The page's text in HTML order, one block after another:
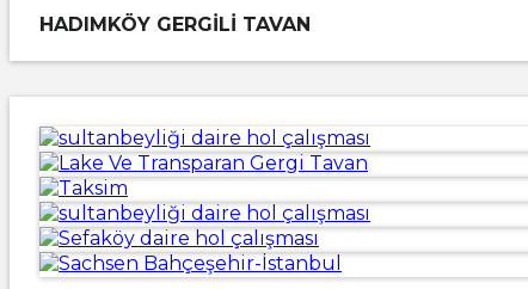
HADIMKÖY GERGILI TAVAN